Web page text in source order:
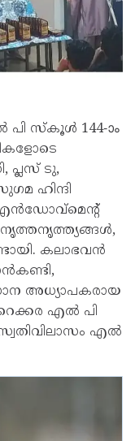
പി സ്കൂൾ 144-ാം
ടു,
ഹിന്ദി
നൃത്തനൃത്ത്യങ്ങൾ,
കലാഭവൻ
അധ്യാപകരായ
എൽ പി
എൽ